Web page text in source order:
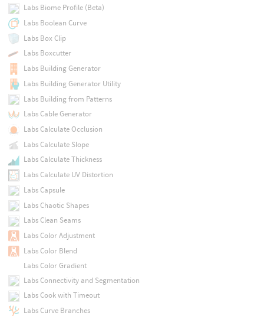
Labs Biome Profile (Beta)
Labs Boolean Curve
Labs Box Clip
Labs Boxcutter
Labs Building Generator
Labs Building Generator Utility
Labs Building from Patterns
Labs Cable Generator
Labs Calculate Occlusion
Labs Calculate Slope
Labs Calculate Thickness
Labs Calculate UV Distortion
Labs Capsule
Labs Chaotic Shapes
Labs Clean Seams
Labs Color Adjustment
Labs Color Blend
Labs Color Gradient
Labs Connectivity and Segmentation
Labs Cook with Timeout
Labs Curve Branches